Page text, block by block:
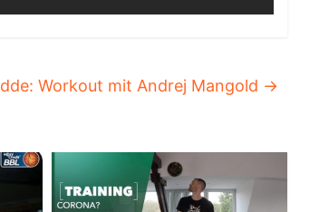
Workout mit Andrej Mangold →